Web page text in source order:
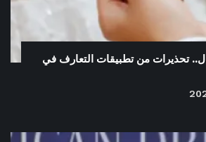
تحذيرات من تطبيقات التعارف في